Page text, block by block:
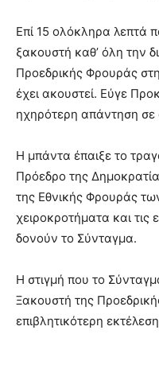
Επί 15 ολόκληρα λεπτά
ξακουστή καθ’ όλη την
Προεδρικής Φρουράς
έχει ακουστεί. Εύγε
ηχηρότερη απάντηση σε
Η μπάντα έπαιξε το
Πρόεδρο της
της Εθνικής Φρουράς
χειροκροτήματα και
δονούν το Σύνταγμα.
Η στιγμή που το
Ξακουστή της
επιβλητικότερη